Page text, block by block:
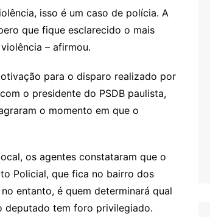
isso é um caso de polícia. A
que fique esclarecido o mais
– afirmou.
para o disparo realizado por
o presidente do PSDB paulista,
o momento em que o
os agentes constataram que o
Policial, que fica no bairro dos
entanto, é quem determinará qual
deputado tem foro privilegiado.